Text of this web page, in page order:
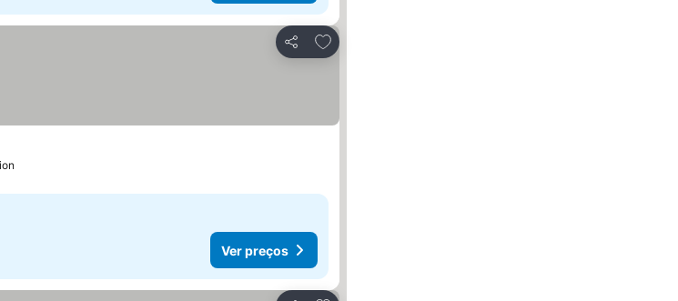
Partilhar
Adicionar aos favoritos
Ver preços